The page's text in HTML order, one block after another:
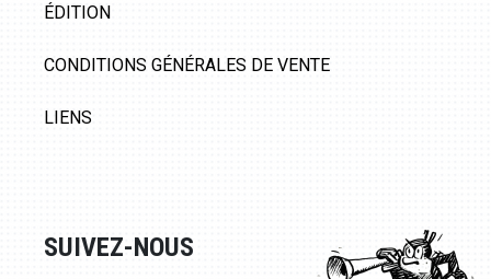
ÉDITION
CONDITIONS GÉNÉRALES DE VENTE
LIENS
SUIVEZ-NOUS